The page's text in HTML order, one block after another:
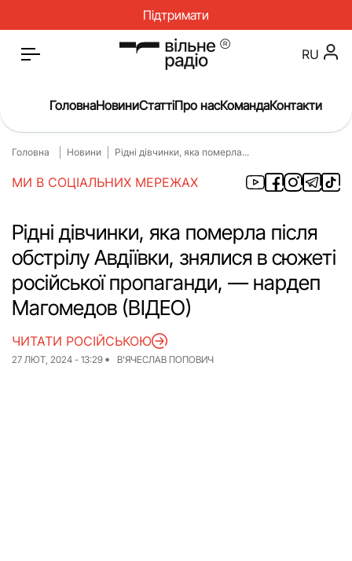
Підтримати
Головна
Окупація
Про нас
Війна
Гроші
Освіта
Інструкції
Медицина
ЖКГ
RU
ГоловнаНовиниСтаттіПро насКомандаКонтакти
Головна Новини Рідні дівчинки, яка померла...
МИ В СОЦІАЛЬНИХ МЕРЕЖАХ
Рідні дівчинки, яка померла після
обстрілу Авдіївки, знялися в сюжеті
російської пропаганди, — нардеп
Магомедов (ВІДЕО)
27 ЛЮТ, 2024 - 13:29 В'ЯЧЕСЛАВ ПОПОВИЧ
ЧИТАТИ РОСІЙСЬКОЮ